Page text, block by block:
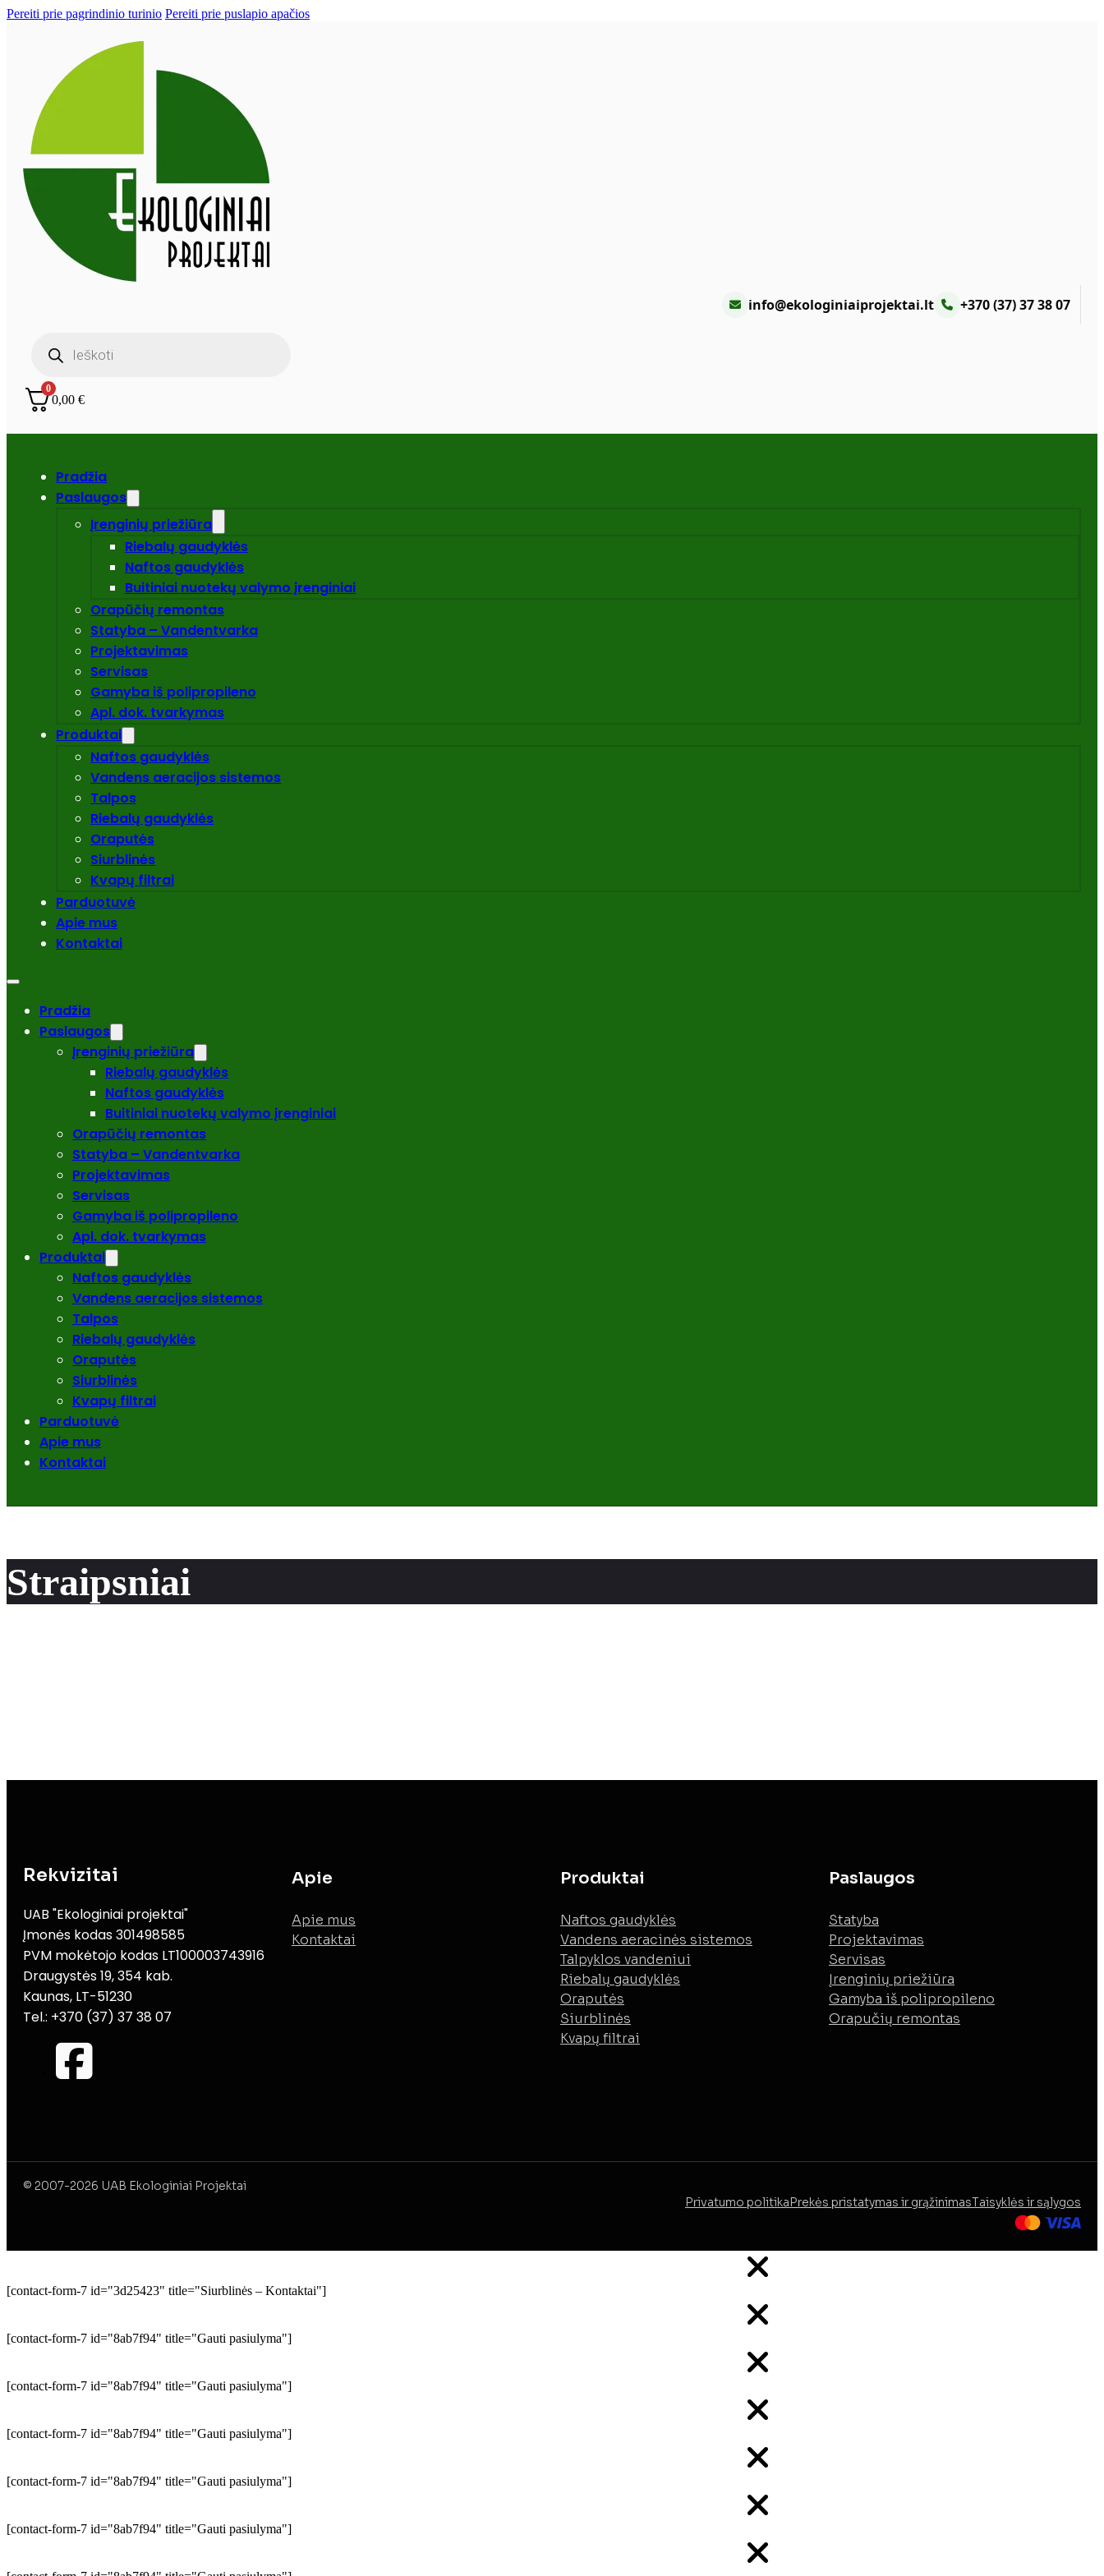
Pereiti prie pagrindinio turinio Pereiti prie puslapio apačios
info@ekologiniaiprojektai.lt +370 (37) 37 38 07
search
0
0,00 €
Pradžia
Paslaugos
Įrenginių priežiūra
Riebalų gaudyklės
Naftos gaudyklės
Buitiniai nuotekų valymo įrenginiai
Orapūčių remontas
Statyba – Vandentvarka
Projektavimas
Servisas
Gamyba iš polipropileno
Apl. dok. tvarkymas
Produktai
Naftos gaudyklės
Vandens aeracijos sistemos
Talpos
Riebalų gaudyklės
Oraputės
Siurblinės
Kvapų filtrai
Parduotuvė
Apie mus
Kontaktai
Pradžia
Paslaugos
Įrenginių priežiūra
Riebalų gaudyklės
Naftos gaudyklės
Buitiniai nuotekų valymo įrenginiai
Orapūčių remontas
Statyba – Vandentvarka
Projektavimas
Servisas
Gamyba iš polipropileno
Apl. dok. tvarkymas
Produktai
Naftos gaudyklės
Vandens aeracijos sistemos
Talpos
Riebalų gaudyklės
Oraputės
Siurblinės
Kvapų filtrai
Parduotuvė
Apie mus
Kontaktai
Straipsniai
Rekvizitai
UAB "Ekologiniai projektai"
Įmonės kodas 301498585
PVM mokėtojo kodas LT100003743916
Draugystės 19, 354 kab.
Kaunas, LT-51230
Tel.: +370 (37) 37 38 07
Apie
Apie mus
Kontaktai
Produktai
Naftos gaudyklės
Vandens aeracinės sistemos
Talpyklos vandeniui
Riebalų gaudyklės
Oraputės
Siurblinės
Kvapų filtrai
Paslaugos
Statyba
Projektavimas
Servisas
Įrenginių priežiūra
Gamyba iš polipropileno
Orapučių remontas
© 2007-2026 UAB Ekologiniai Projektai
Privatumo politikaPrekės pristatymas ir grąžinimasTaisyklės ir sąlygos
[contact-form-7 id="3d25423" title="Siurblinės – Kontaktai"]
[contact-form-7 id="8ab7f94" title="Gauti pasiulyma"]
[contact-form-7 id="8ab7f94" title="Gauti pasiulyma"]
[contact-form-7 id="8ab7f94" title="Gauti pasiulyma"]
[contact-form-7 id="8ab7f94" title="Gauti pasiulyma"]
[contact-form-7 id="8ab7f94" title="Gauti pasiulyma"]